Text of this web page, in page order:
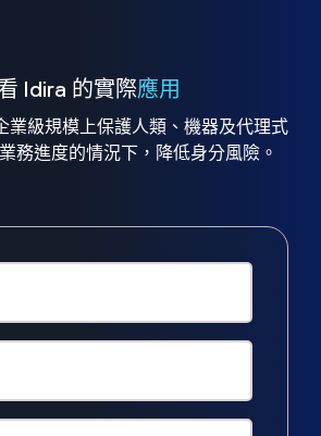
Idira 的實際應用
業級規模上保護人類、機器及代理式
務進度的情況下，降低身分風險。